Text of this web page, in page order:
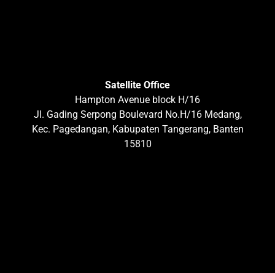
Satellite Office
Hampton Avenue block H/16
Jl. Gading Serpong Boulevard No.H/16 Medang,
Kec. Pagedangan, Kabupaten Tangerang, Banten
15810